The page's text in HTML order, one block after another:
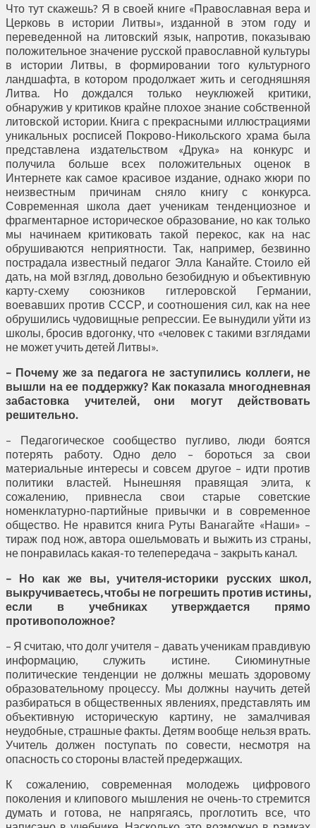
Что тут скажешь? Я в своей книге «Православная вера и
Церковь в истории Литвы», изданной в этом году и
переведенной на литовский язык, напротив, показываю
положительное значение русской православной культуры
в истории Литвы, в формировании того культурного
ландшафта, в котором продолжает жить и сегодняшняя
Литва. Но дождался только неуклюжей критики,
обнаружив у критиков крайне плохое знание собственной
литовской истории. Книга с прекрасными иллюстрациями
уникальных росписей Покрово-Никольского храма была
представлена издательством «Друка» на конкурс и
получила больше всех положительных оценок в
Интернете как самое красивое издание, однако жюри по
неизвестным причинам сняло книгу с конкурса.
Современная школа дает ученикам тенденциозное и
фрагментарное историческое образование, но как только
мы начинаем критиковать такой перекос, как на нас
обрушиваются неприятности. Так, например, безвинно
пострадала известный педагог Элла Канайте. Стоило ей
дать, на мой взгляд, довольно безобидную и объективную
карту-схему союзников гитлеровской Германии,
воевавших против СССР, и соотношения сил, как на нее
обрушились чудовищные репрессии. Ее вынудили уйти из
школы, бросив вдогонку, что «человек с такими взглядами
не может учить детей Литвы».
– Почему же за педагога не заступились коллеги, не
вышли на ее поддержку? Как показала многодневная
забастовка учителей, они могут действовать
решительно.
– Педагогическое сообщество пугливо, люди боятся
потерять работу. Одно дело – бороться за свои
материальные интересы и совсем другое – идти против
политики властей. Нынешняя правящая элита, к
сожалению, привнесла свои старые советские
номенклатурно-партийные привычки и в современное
общество. Не нравится книга Руты Ванагайте «Наши» –
тираж под нож, автора ошельмовать и выжить из страны,
не понравилась какая-то телепередача – закрыть канал.
– Но как же вы, учителя-историки русских школ,
выкручиваетесь, чтобы не погрешить против истины,
если в учебниках утверждается прямо
противоположное?
– Я считаю, что долг учителя – давать ученикам правдивую
информацию, служить истине. Сиюминутные
политические тенденции не должны мешать здоровому
образовательному процессу. Мы должны научить детей
разбираться в общественных явлениях, представлять им
объективную историческую картину, не замалчивая
неудобные, страшные факты. Детям вообще нельзя врать.
Учитель должен поступать по совести, несмотря на
опасность со стороны властей предержащих.
К сожалению, современная молодежь цифрового
поколения и клипового мышления не очень-то стремится
думать и готова, не напрягаясь, проглотить все, что